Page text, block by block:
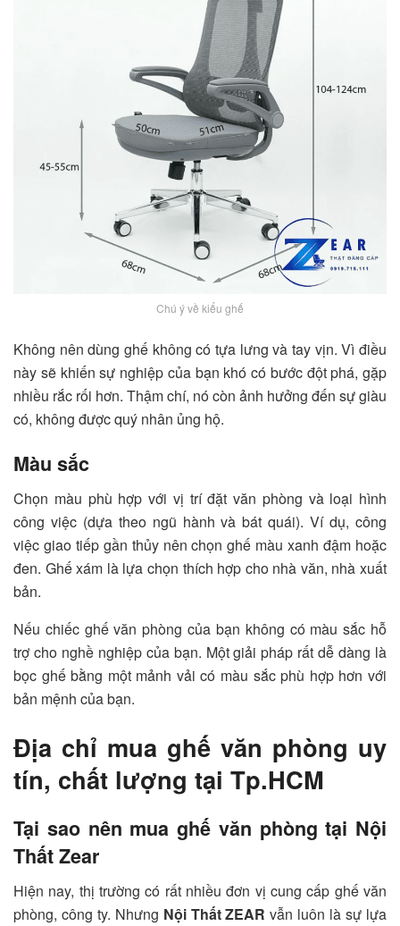
Chú ý về kiểu ghế
Không nên dùng ghế không có tựa lưng và tay vịn. Vì điều
này sẽ khiến sự nghiệp của bạn khó có bước đột phá, gặp
nhiều rắc rối hơn. Thậm chí, nó còn ảnh hưởng đến sự giàu
có, không được quý nhân ủng hộ.
Màu sắc
Chọn màu phù hợp với vị trí đặt văn phòng và loại hình
công việc (dựa theo ngũ hành và bát quái). Ví dụ, công
việc giao tiếp gần thủy nên chọn ghế màu xanh đậm hoặc
đen. Ghế xám là lựa chọn thích hợp cho nhà văn, nhà xuất
bản.
Nếu chiếc ghế văn phòng của bạn không có màu sắc hỗ
trợ cho nghề nghiệp của bạn. Một giải pháp rất dễ dàng là
bọc ghế bằng một mảnh vải có màu sắc phù hợp hơn với
bản mệnh của bạn.
Địa chỉ mua ghế văn phòng uy
tín, chất lượng tại Tp.HCM
Tại sao nên mua ghế văn phòng tại Nội
Thất Zear
Hiện nay, thị trường có rất nhiều đơn vị cung cấp ghế văn
phòng, công ty. Nhưng Nội Thất ZEAR vẫn luôn là sự lựa